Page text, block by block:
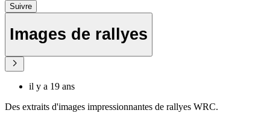
Suivre
Images de rallyes
il y a 19 ans
Des extraits d'images impressionnantes de rallyes WRC.